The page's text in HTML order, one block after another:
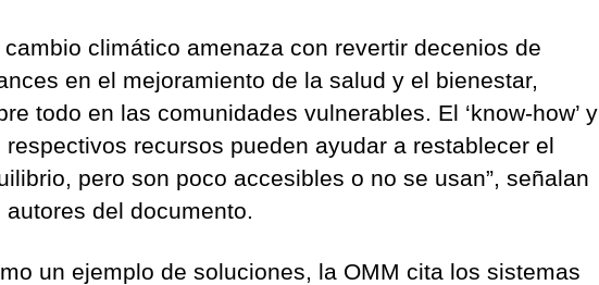
cambio climático amenaza con revertir decenios de
en el mejoramiento de la salud y el bienestar,
todo en las comunidades vulnerables. El ‘know-how’ y
respectivos recursos pueden ayudar a restablecer el
pero son poco accesibles o no se usan”, señalan
autores del documento.
un ejemplo de soluciones, la OMM cita los sistemas